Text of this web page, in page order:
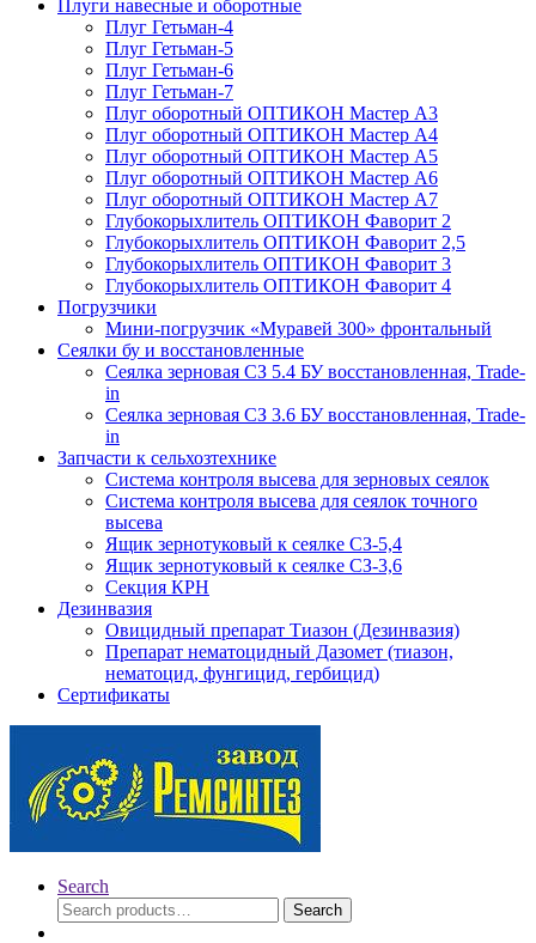
Плуги навесные и оборотные
Плуг Гетьман-4
Плуг Гетьман-5
Плуг Гетьман-6
Плуг Гетьман-7
Плуг оборотный ОПТИКОН Мастер А3
Плуг оборотный ОПТИКОН Мастер А4
Плуг оборотный ОПТИКОН Мастер А5
Плуг оборотный ОПТИКОН Мастер А6
Плуг оборотный ОПТИКОН Мастер А7
Глубокорыхлитель ОПТИКОН Фаворит 2
Глубокорыхлитель ОПТИКОН Фаворит 2,5
Глубокорыхлитель ОПТИКОН Фаворит 3
Глубокорыхлитель ОПТИКОН Фаворит 4
Погрузчики
Мини-погрузчик «Муравей 300» фронтальный
Сеялки бу и восстановленные
Сеялка зерновая СЗ 5.4 БУ восстановленная, Trade-
in
Сеялка зерновая СЗ 3.6 БУ восстановленная, Trade-
in
Запчасти к сельхозтехнике
Система контроля высева для зерновых сеялок
Система контроля высева для сеялок точного
высева
Ящик зернотуковый к сеялке СЗ-5,4
Ящик зернотуковый к сеялке СЗ-3,6
Секция КРН
Дезинвазия
Овицидный препарат Тиазон (Дезинвазия)
Препарат нематоцидный Дазомет (тиазон,
нематоцид, фунгицид, гербицид)
Сертификаты
Search
Search
for:
Search